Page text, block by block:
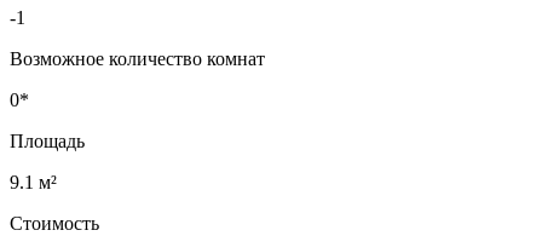
-1
Возможное количество комнат
0*
Площадь
9.1 м²
Стоимость